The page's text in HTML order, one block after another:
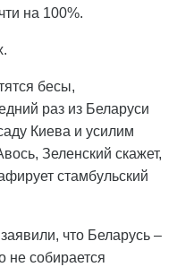
на 100%.
бесы,
раз из Беларуси
Киева и усилим
Зеленский скажет,
стамбульский
что Беларусь –
не собирается